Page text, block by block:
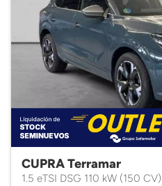
CUPRA Terramar
1.5 eTSI DSG 110 kW (150 CV)